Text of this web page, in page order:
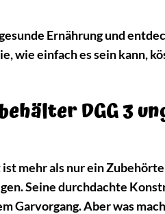
Ernährung und
wie einfach es sein kann,
DGG 3
mehr als nur ein
Seine durchdachte
Garvorgang. Aber was